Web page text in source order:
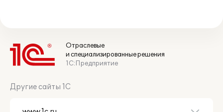
Отраслевые
и специализированные решения
1С:Предприятие
Другие сайты 1С